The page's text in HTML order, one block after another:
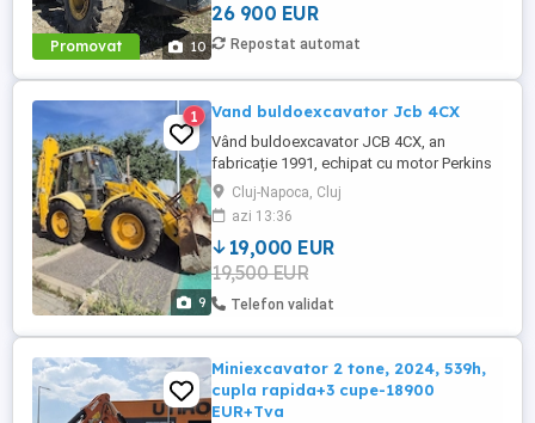
Promovat 10
26 900 EUR
Repostat automat
9
1 Vand buldoexcavator Jcb 4CX
Vând buldoexcavator JCB 4CX, an
fabricație 1991, echipat cu motor Perkins
și braț telescopic. 4.362 ore de
funcționare Tracțiune 4x4 Braț telescopic
Motor Perkins 3 cupe incluse Picon
hidraulic Jab JB20, aproape nou Utilaj în
stare bună de funcționare Utilajul este
potrivit pentru lucrări de construcții, ...
Cluj-Napoca, Cluj
azi 13:36
19,000 EUR
19,500 EUR
Telefon validat
Miniexcavator 2 tone, 2024, 539h,
cupla rapida+3 cupe-18900
EUR+Tva